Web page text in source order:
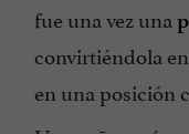
fue una vez una
convirtiéndola
en una posición